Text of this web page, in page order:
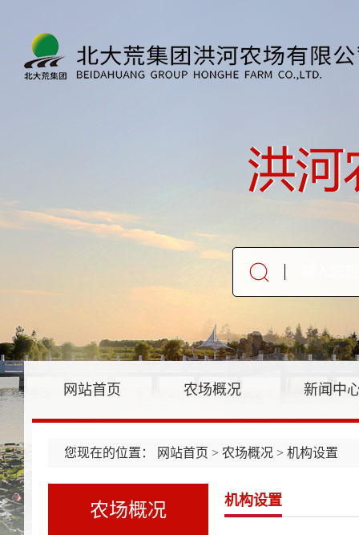
网站首页 农场概况 新闻中
您现在的位置： 网站首页 > 农场概况 > 机构设置
农场概况 机构设置